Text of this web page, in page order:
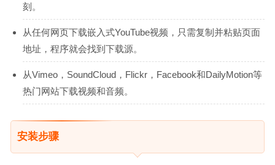
刻。
从任何网页下载嵌入式YouTube视频，只需复制并粘贴页面
地址，程序就会找到下载源。
从Vimeo，SoundCloud，Flickr，Facebook和DailyMotion等
热门网站下载视频和音频。
安装步骤